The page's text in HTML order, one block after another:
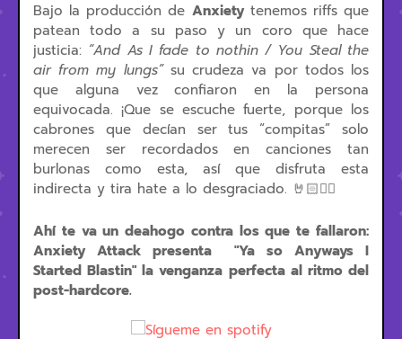
Bajo la producción de Anxietytenemos riffs que
patean todo a su paso y un coro que hace
justicia: “And As I fade to nothin / You Steal the
air from my lungs”su crudeza va por todos los
que alguna vez confiaron en la persona
equivocada. ¡Que se escuche fuerte, porque los
cabrones que decían ser tus “compitas” solo
merecen ser recordados en canciones tan
burlonas como esta, así que disfruta esta
indirecta y tira hate a lo desgraciado. 🤘🏻❤️‍🔥
Ahí te va un deahogo contra los que te fallaron:
Anxiety Attack presenta "Ya so Anyways I
Started Blastin" la venganza perfecta al ritmo del
post-hardcore.